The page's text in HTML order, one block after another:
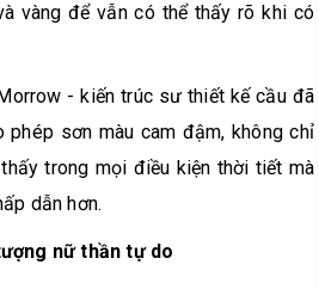
vàng để vẫn có thể thấy rõ khi có
- kiến trúc sư thiết kế cầu đã
phép sơn màu cam đậm, không chỉ
trong mọi điều kiện thời tiết mà
dẫn hơn.
nữ thần tự do